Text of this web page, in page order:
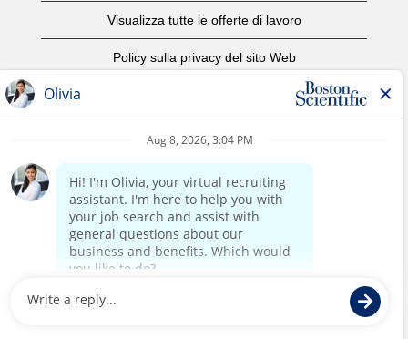
Visualizza tutte le offerte di lavoro
Policy sulla privacy del sito Web
Home Corporate